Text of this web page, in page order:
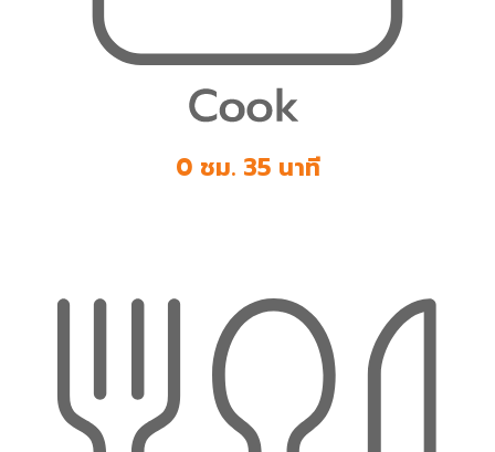
0 ชม. 35 นาที